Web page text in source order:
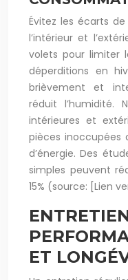
Évitez les écarts
l’intérieur et
volets pour limiter
déperditions en
brièvement et
réduit l’humidité.
intérieures et
pièces inoccupées
d’énergie. Des
simples peuvent
15% (source: [Lien
ET